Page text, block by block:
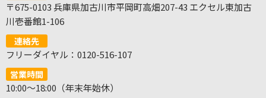
〒675-0103 兵庫県加古川市平岡町高畑207-43 エクセル東加古
川壱番館1-106
連絡先
フリーダイヤル：0120-516-107
営業時間
10:00～18:00（年末年始休）